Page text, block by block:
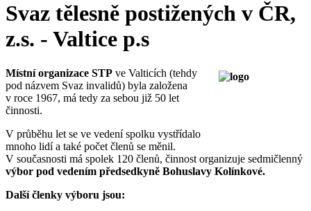
Svaz tělesně postižených v ČR,
z.s. - Valtice p.s
Místní organizace STP ve Valticích (tehdy
pod názvem Svaz invalidů) byla založena
v roce 1967, má tedy za sebou již 50 let
činnosti.
V průběhu let se ve vedení spolku vystřídalo
mnoho lidí a také počet členů se měnil.
V současnosti má spolek 120 členů, činnost organizuje sedmičlenný
výbor pod vedením předsedkyně Bohuslavy Kolínkové.
Další členky výboru jsou: